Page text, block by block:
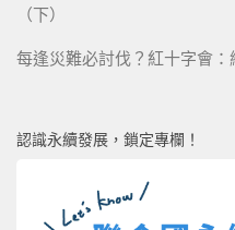
（下）
每逢災難必討伐？紅十字會
認識永續發展，鎖定專欄！